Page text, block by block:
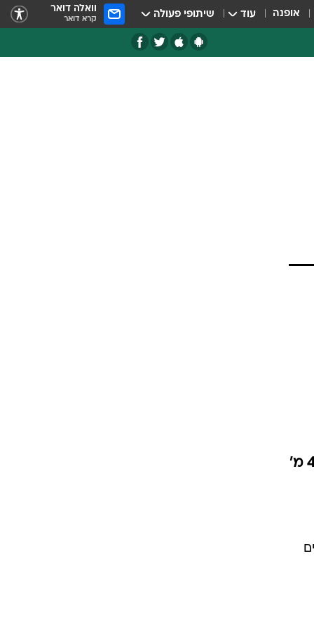
אופנה עוד שיתופי פעולה וואלה דואר
קרא דואר
שיועברו לדשרון - מניות בגבור הנדסה ובגבור ניהול; הנכסים המועברים הוערכו ב-45 מ'